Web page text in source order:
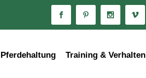
Pferdehaltung Training & Verhalten